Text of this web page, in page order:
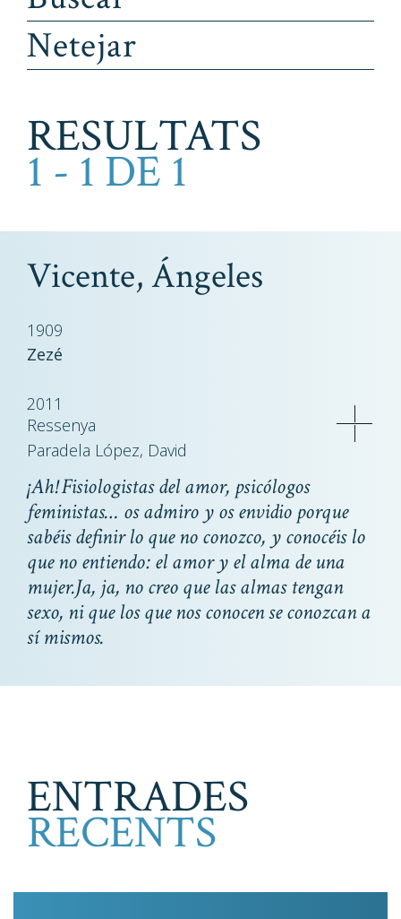
RESULTATS
1 - 1 DE 1
Vicente, Ángeles
1909
Zezé
2011
Ressenya
Paradela López, David
¡Ah! Fisiologistas del amor, psicólogos
feministas… os admiro y os envidio porque
sabéis definir lo que no conozco, y conocéis lo
que no entiendo: el amor y el alma de una
mujer.Ja, ja, no creo que las almas tengan
sexo, ni que los que nos conocen se conozcan a
sí mismos.
ENTRADES
RECENTS